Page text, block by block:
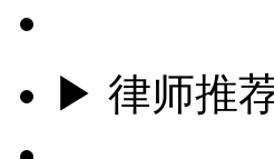
▶ 律师推